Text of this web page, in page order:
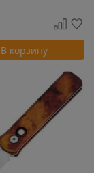
В корзину